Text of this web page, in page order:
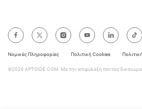
Νομικές Πληροφορίες Πολιτική Cookies
©2026 APTOIDE.COM. Με την επιφύλαξη παντός